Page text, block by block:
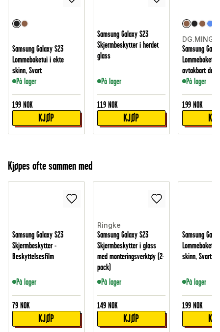
Samsung Galaxy S23
Lommeboketui i ekte
skinn, Svart
På lager
199 NOK
KJØP
Samsung Galaxy S23
Skjermbeskytter i herdet
glass
På lager
119 NOK
KJØP
DG.MING
Samsung
Lommeboketui
avtakbart
På lager
199 NOK
Kjøpes ofte sammen med
Samsung Galaxy S23
Skjermbeskytter -
Beskyttelsesfilm
På lager
79 NOK
KJØP
Ringke
Samsung Galaxy S23
Skjermbeskytter i glass
med monteringsverktøy (2-
pack)
På lager
149 NOK
KJØP
Samsung
skinn, Svart
På lager
199 NOK